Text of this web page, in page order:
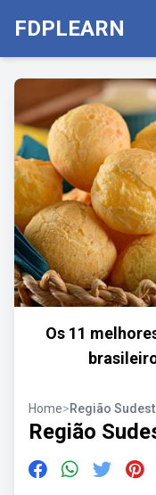
FDPLEARN
Os 11
Home>Região
Região